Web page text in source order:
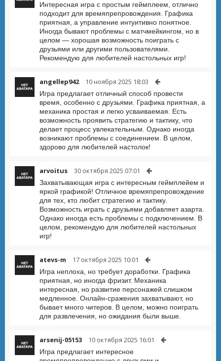
Интересная игра с простым геймплеем, отлично
подходит для времяпрепровождения. Графика
приятная, а управление интуитивно понятное.
Иногда бывают проблемы с матчмейкингом, но в
целом — хорошая возможность поиграть с
друзьями или другими пользователями.
Рекомендую для любителей настольных игр!
angellep942 10 ноября 2025 18:03
Игра предлагает отличный способ провести
время, особенно с друзьями. Графика приятная, а
механика простая и легко усваиваемая. Есть
возможность проявить стратегию и тактику, что
делает процесс увлекательным. Однако иногда
возникают проблемы с соединением. В целом,
здорово для любителей настолок!
arvoitus 30 октября 2025 07:01
Захватывающая игра с интересным геймплейем и
яркой графикой! Отличное времяпрепровождение
для тех, кто любит стратегию и тактику.
Возможность играть с друзьями добавляет азарта.
Однако иногда есть проблемы с подключением. В
целом, рекомендую для любителей настольных
игр!
atevs-m 17 октября 2025 10:01
Игра неплоха, но требует доработки. Графика
приятная, но иногда фризит. Механика
интересная, но развитие персонажей слишком
медленное. Онлайн-сражения захватывают, но
бывает много читеров. В целом, можно поиграть
для развлечения, но ожидания были выше.
arsenij-05153 10 октября 2025 16:01
Игра предлагает интересное